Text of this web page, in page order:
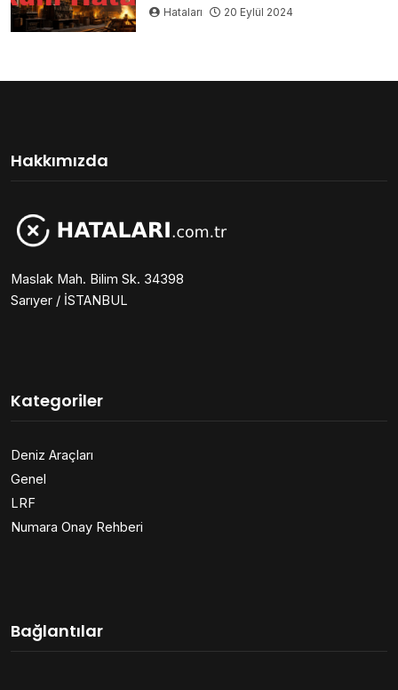
Hataları 20 Eylül 2024
Hakkımızda
Maslak Mah. Bilim Sk. 34398
Sarıyer / İSTANBUL
Kategoriler
Deniz Araçları
Genel
LRF
Numara Onay Rehberi
Bağlantılar